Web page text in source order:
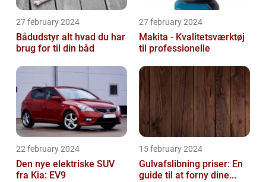
27 february 2024
Bådudstyr alt hvad du har
brug for til din båd
27 february 2024
Makita - Kvalitetsværktøj
til professionelle
22 february 2024
Den nye elektriske SUV
fra Kia: EV9
15 february 2024
Gulvafslibning priser: En
guide til at forny dine...